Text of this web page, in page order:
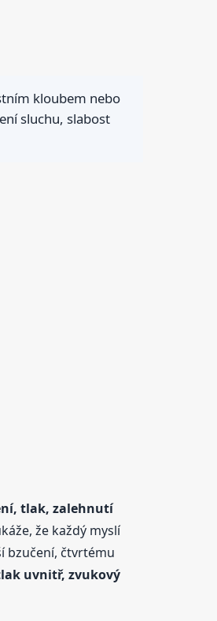
kloubem nebo
sluchu, slabost
tlak, zalehnutí
že každý myslí
bzučení, čtvrtému
uvnitř, zvukový